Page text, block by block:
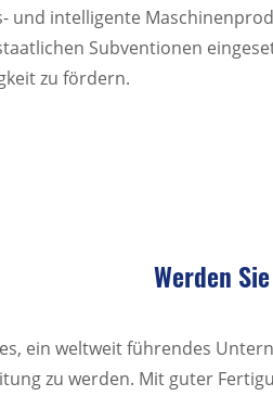
und intelligente
Subventionen
zu fördern.
Werden
ein weltweit führendes
zu werden. Mit guter